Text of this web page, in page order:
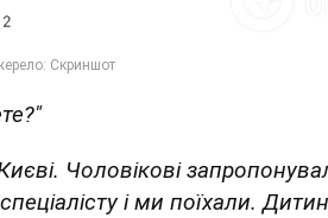
Чоловікові
і ми поїхали.